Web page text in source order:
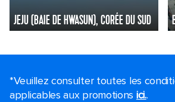
JEJU (BAIE DE HWASUN), CORÉE DU SUD
*Veuillez consulter toutes les
applicables aux promotions ici..